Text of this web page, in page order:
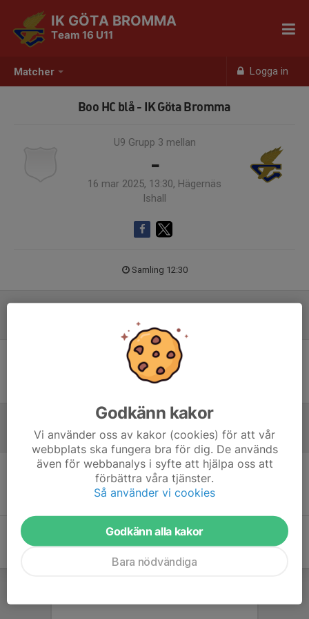
Matcher Logga in
IK GÖTA BROMMA
Team 16 U11
Boo HC blå - IK Göta Bromma
U9 Grupp 3 mellan
-
16 mar 2025, 13:30, Hägernäs
Ishall
Samling 12:30
Ingen uppställning ifylld
Referat
Inget referat skrivet
Godkänn kakor
Vi använder oss av kakor (cookies) för att vår
webbplats ska fungera bra för dig. De används
även för webbanalys i syfte att hjälpa oss att
förbättra våra tjänster.
Så använder vi cookies
Godkänn alla kakor
Bara nödvändiga